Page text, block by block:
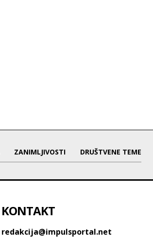
ZANIMLJIVOSTI DRUŠTVENE TEME
KONTAKT
redakcija@impulsportal.net